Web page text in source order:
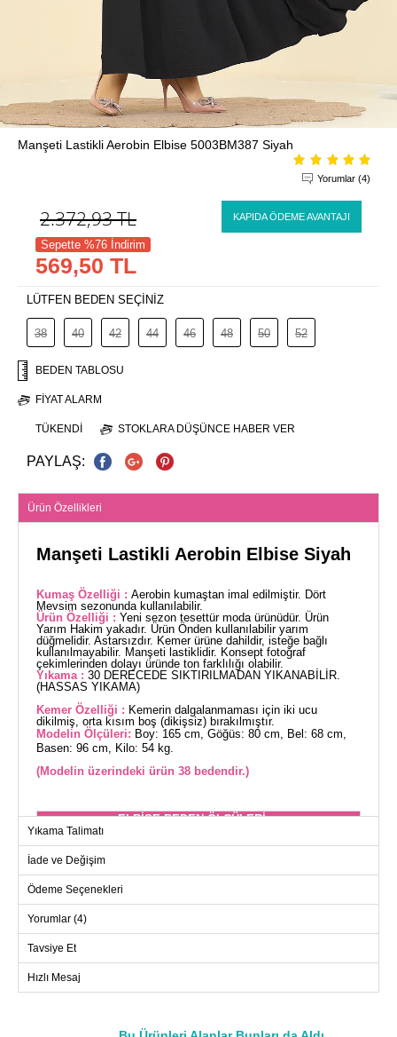
Manşeti Lastikli Aerobin Elbise 5003BM387 Siyah
Yorumlar (4)
2.372,93TL KAPIDA ÖDEME AVANTAJI
Sepette %76 İndirim
569,50 TL
LÜTFEN BEDEN SEÇİNİZ
38 40 42 44 46 48 50 52
BEDEN TABLOSU
FIYAT ALARM
TÜKENDI STOKLARA DÜŞÜNCE HABER VER
PAYLAŞ:
Ürün Özellikleri
Manşeti Lastikli Aerobin Elbise Siyah
Kumaş Özelliği : Aerobin kumaştan imal edilmiştir. Dört
Mevsim sezonunda kullanılabilir.
Ürün Özelliği : Yeni sezon tesettür moda ürünüdür. Ürün
Yarım Hakim yakadır. Ürün Önden kullanılabilir yarım
düğmelidir. Astarsızdır. Kemer ürüne dahildir, isteğe bağlı
kullanılmayabilir. Manşeti lastiklidir. Konsept fotoğraf
çekimlerinden dolayı üründe ton farklılığı olabilir.
Yıkama : 30 DERECEDE SIKTIRILMADAN YIKANABİLİR.
(HASSAS YIKAMA)
Kemer Özelliği : Kemerin dalgalanmaması için iki ucu
dikilmiş, orta kısım boş (dikişsiz) bırakılmıştır.
Modelin Ölçüleri: Boy: 165 cm, Göğüs: 80 cm, Bel: 68 cm,
Basen: 96 cm, Kilo: 54 kg.
(Modelin üzerindeki ürün 38 bedendir.)
ELBİSE BEDEN ÖLÇÜLERİ
38
94 80
134
40
42
46
116 96
134
48
120 102
134
Yıkama Talimatı
İade ve Değişim
Ödeme Seçenekleri
Yorumlar (4)
Tavsiye Et
Hızlı Mesaj